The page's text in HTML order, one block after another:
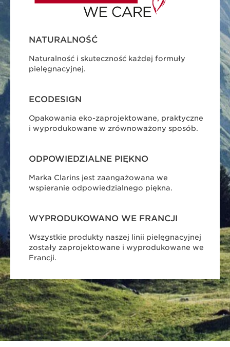
NATURALNOŚĆ
Naturalność i skuteczność każdej formuły
pielęgnacyjnej.
ECODESIGN
Opakowania eko-zaprojektowane, praktyczne
i wyprodukowane w zrównoważony sposób.
ODPOWIEDZIALNE PIĘKNO
Marka Clarins jest zaangażowana we
wspieranie odpowiedzialnego piękna.
WYPRODUKOWANO WE FRANCJI
Wszystkie produkty naszej linii pielęgnacyjnej
zostały zaprojektowane i wyprodukowane we
Francji.